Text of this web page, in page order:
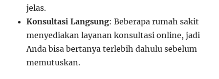
jelas.
Konsultasi Langsung: Beberapa rumah sakit
menyediakan layanan konsultasi online, jadi
Anda bisa bertanya terlebih dahulu sebelum
memutuskan.